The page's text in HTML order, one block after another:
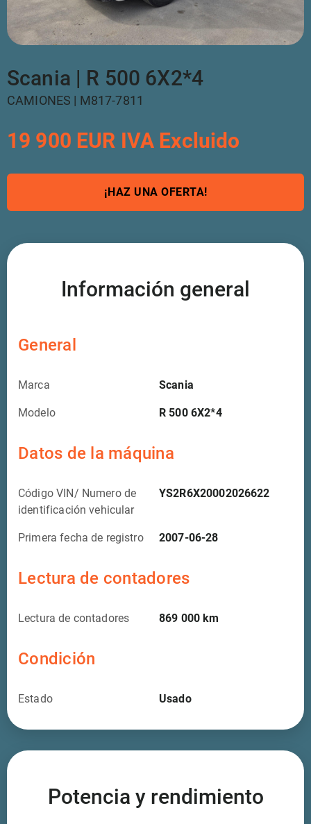
Scania | R 500 6X2*4
CAMIONES | M817-7811
19 900 EUR IVA Excluido
¡HAZ UNA OFERTA!
Información general
General
Marca Scania
Modelo R 500 6X2*4
Datos de la máquina
Código VIN/ Numero de
identificación vehicular
YS2R6X20002026622
Primera fecha de registro 2007-06-28
Lectura de contadores
Lectura de contadores 869 000km
Condición
Estado Usado
Potencia y rendimiento